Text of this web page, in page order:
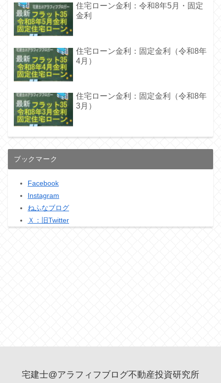
住宅ローン金利：令和8年5月・固定
金利
住宅ローン金利：固定金利（令和8年
4月）
住宅ローン金利：固定金利（令和8年
3月）
ブックマーク
Facebook
Instagram
ねふなブログ
Ｘ：旧Twitter
宅建士@アラフィフブログ不動産投資研究所